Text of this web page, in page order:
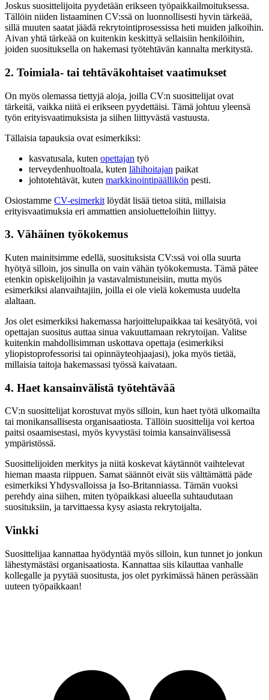
Joskus suosittelijoita pyydetään erikseen työpaikkailmoituksessa.
Tällöin niiden listaaminen CV:ssä on luonnollisesti hyvin tärkeää,
sillä muuten saatat jäädä rekrytointiprosessissa heti muiden jalkoihin.
Aivan yhtä tärkeää on kuitenkin keskittyä sellaisiin henkilöihin,
joiden suosituksella on hakemasi työtehtävän kannalta merkitystä.
2. Toimiala- tai tehtäväkohtaiset vaatimukset
On myös olemassa tiettyjä aloja, joilla CV:n suosittelijat ovat
tärkeitä, vaikka niitä ei erikseen pyydettäisi. Tämä johtuu yleensä
työn erityisvaatimuksista ja siihen liittyvästä vastuusta.
Tällaisia tapauksia ovat esimerkiksi:
kasvatusala, kuten opettajan työ
terveydenhuoltoala, kuten lähihoitajan paikat
johtotehtävät, kuten markkinointipäällikön pesti.
Osiostamme CV-esimerkit löydät lisää tietoa siitä, millaisia
erityisvaatimuksia eri ammattien ansioluetteloihin liittyy.
3. Vähäinen työkokemus
Kuten mainitsimme edellä, suosituksista CV:ssä voi olla suurta
hyötyä silloin, jos sinulla on vain vähän työkokemusta. Tämä pätee
etenkin opiskelijoihin ja vastavalmistuneisiin, mutta myös
esimerkiksi alanvaihtajiin, joilla ei ole vielä kokemusta uudelta
alaltaan.
Jos olet esimerkiksi hakemassa harjoittelupaikkaa tai kesätyötä, voi
opettajan suositus auttaa sinua vakuuttamaan rekrytoijan. Valitse
kuitenkin mahdollisimman uskottava opettaja (esimerkiksi
yliopistoprofessorisi tai opinnäyteohjaajasi), joka myös tietää,
millaisia taitoja hakemassasi työssä kaivataan.
4. Haet kansainvälistä työtehtävää
CV:n suosittelijat korostuvat myös silloin, kun haet työtä ulkomailta
tai monikansallisesta organisaatiosta. Tällöin suosittelija voi kertoa
paitsi osaamisestasi, myös kyvystäsi toimia kansainvälisessä
ympäristössä.
Suosittelijoiden merkitys ja niitä koskevat käytännöt vaihtelevat
hieman maasta riippuen. Samat säännöt eivät siis välttämättä päde
esimerkiksi Yhdysvalloissa ja Iso-Britanniassa. Tämän vuoksi
perehdy aina siihen, miten työpaikkasi alueella suhtaudutaan
suosituksiin, ja tarvittaessa kysy asiasta rekrytoijalta.
Vinkki
Suosittelijaa kannattaa hyödyntää myös silloin, kun tunnet jo jonkun
lähestymästäsi organisaatiosta. Kannattaa siis kilauttaa vanhalle
kollegalle ja pyytää suositusta, jos olet pyrkimässä hänen perässään
uuteen työpaikkaan!